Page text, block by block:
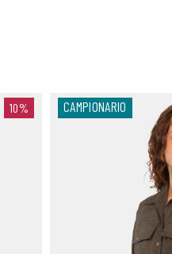
10% CAMPIONARIO